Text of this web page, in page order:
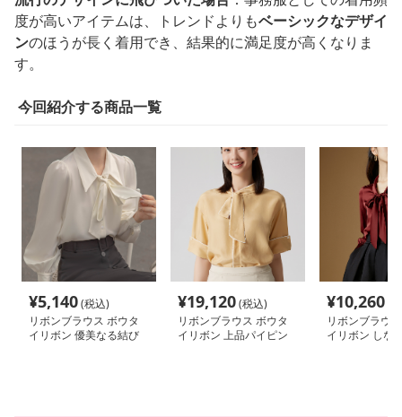
度が高いアイテムは、トレンドよりもベーシックなデザイ
ンのほうが長く着用でき、結果的に満足度が高くなりま
す。
今回紹介する商品一覧
¥5,140(税込)
リボンブラウス ボウタ
イリボン 優美なる結び
¥19,120(税込)
リボンブラウス ボウタ
イリボン 上品パイピン
¥10,260
リボンブラウ
イリボン しな